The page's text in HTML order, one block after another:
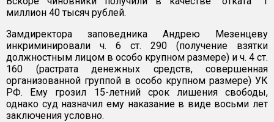
миллион 40 тысяч рублей.
Замдиректора заповедника Андрею Мезенцеву
инкриминировали ч. 6 ст. 290 (получение взятки
должностным лицом в особо крупном размере) и ч. 4 ст.
160 (растрата денежных средств, совершенная
организованной группой в особо крупном размере) УК
РФ. Ему грозил 15-летний срок лишения свободы,
однако суд назначил ему наказание в виде восьми лет
заключения условно.